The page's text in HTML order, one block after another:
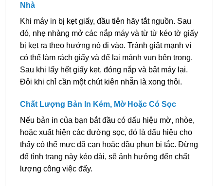
Nhà
Khi máy in bị kẹt giấy, đầu tiên hãy tắt nguồn. Sau
đó, nhẹ nhàng mở các nắp máy và từ từ kéo tờ giấy
bị kẹt ra theo hướng nó đi vào. Tránh giật mạnh vì
có thể làm rách giấy và để lại mảnh vụn bên trong.
Sau khi lấy hết giấy kẹt, đóng nắp và bật máy lại.
Đôi khi chỉ cần một chút kiên nhẫn là xong thôi.
Chất Lượng Bản In Kém, Mờ Hoặc Có Sọc
Nếu bản in của bạn bắt đầu có dấu hiệu mờ, nhòe,
hoặc xuất hiện các đường sọc, đó là dấu hiệu cho
thấy có thể mực đã cạn hoặc đầu phun bị tắc. Đừng
để tình trạng này kéo dài, sẽ ảnh hưởng đến chất
lượng công việc đấy.